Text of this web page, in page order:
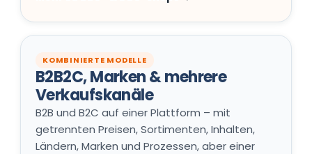
KOMBINIERTE MODELLE
B2B2C, Marken & mehrere
Verkaufskanäle
B2B und B2C auf einer Plattform – mit
getrennten Preisen, Sortimenten, Inhalten,
Ländern, Marken und Prozessen, aber einer